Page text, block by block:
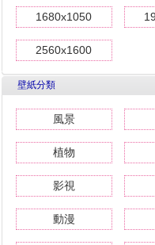
1680x1050
2560x1600
壁紙分類
風景
植物
影視
動漫